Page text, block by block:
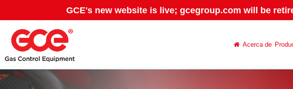
GCE's new website is live; gcegroup.com will be
Acerca de